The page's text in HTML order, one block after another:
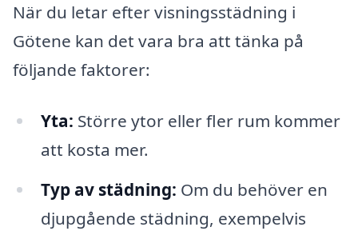
När du letar efter visningsstädning i
Götene kan det vara bra att tänka på
följande faktorer:
Yta: Större ytor eller fler rum kommer
att kosta mer.
Typ av städning: Om du behöver en
djupgående städning, exempelvis